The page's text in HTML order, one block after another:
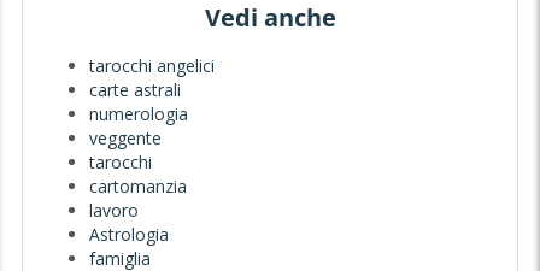
Vedi anche
tarocchi angelici
carte astrali
numerologia
veggente
tarocchi
cartomanzia
lavoro
Astrologia
famiglia